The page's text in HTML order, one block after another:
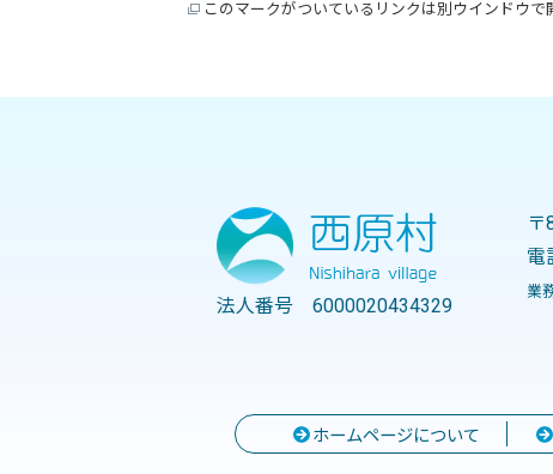
このマークがついているリンクは別ウインドウで
法人番号 6000020434329
電
業
ホームページについて